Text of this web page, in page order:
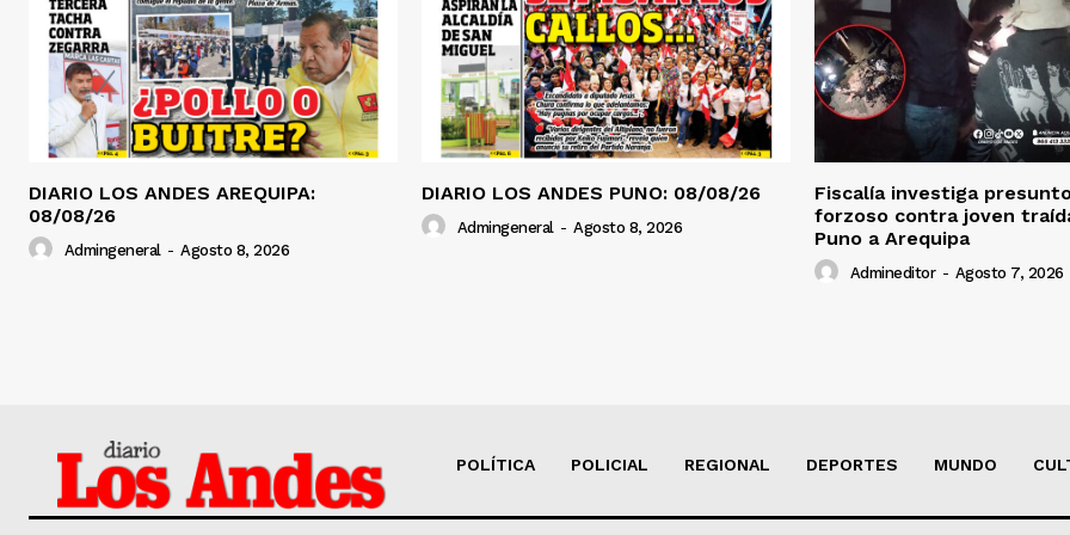
DIARIO LOS ANDES AREQUIPA:
08/08/26
Admingeneral - Agosto 8, 2026
DIARIO LOS ANDES PUNO: 08/08/26
Admingeneral - Agosto 8, 2026
Fiscalía investiga
forzoso contra joven
Puno a Arequipa
Admineditor - Agosto 7, 2026
POLÍTICA POLICIAL REGIONAL DEPORTES MUNDO